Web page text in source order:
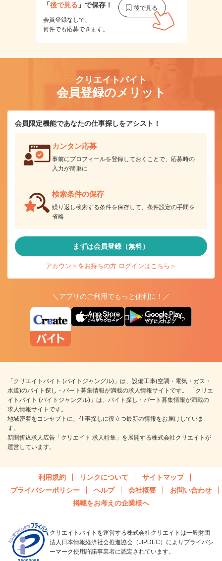
「後で見る 」で保存！
会員登録なしで、
何件でも応募できます。
クリエイトバイト
会員登録のメリット
会員限定機能であなたの仕事探しをアシスト！
カンタン応募
事前にプロフィールを登録しておくことで、応募時の
入力が簡単に
検索条件の保存
繰り返し検索する条件を保存して、条件設定の手間を
省略
まずは会員登録（無料）
アカウントをお持ちの方 ログインはこちら＞
＼アプリのご利用でもっと便利に！／
アプリ版ダウンロードはこちらから
「クリエイトバイト (バイトジャングル)」は、設備工事(空調・電気・ガス・
水道)のバイト探し・パート募集情報が満載の求人情報サイトです。 「クリエ
イトバイト (バイトジャングル)」は、バイト探し・パート募集情報が満載の
求人情報サイトです。
地域密着をコンセプトに、仕事探しに役立つ最新の情報をお届けしていま
す。
新聞折込求人広告「クリエイト 求人特集」を展開する株式会社クリエイトが
運営しています。
利用規約 リンクについて
サイトマップ
プライバシーポリシー
ヘルプ 会社概要
お問い合わせ
掲載をお考えの企業様へ
クリエイトバイトを運営する株式会社クリエイトは一般財団
法人日本情報経済社会推進協会（JIPDEC）によりプライバシ
ーマーク使用許諾事業者に認定されています。